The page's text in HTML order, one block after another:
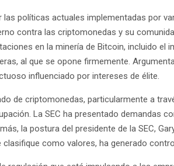
políticas actuales implementadas por
contra las criptomonedas y su
en la minería de Bitcoin, incluido el
al que se opone firmemente.
influenciado por intereses de élite.
de criptomonedas, particularmente a
La SEC ha presentado demandas
la postura del presidente de la SEC,
como valores, ha generado